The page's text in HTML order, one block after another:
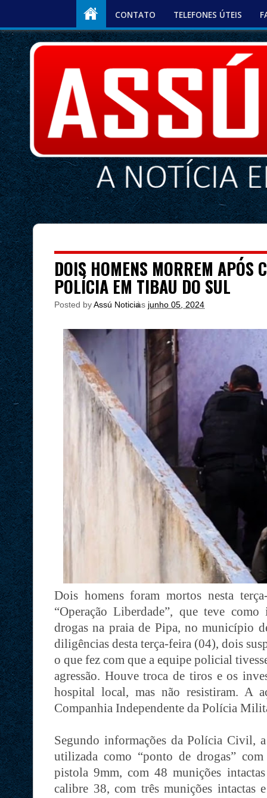
CONTATO TELEFONES ÚTEIS
DOIS HOMENS MORREM APÓS
POLÍCIA EM TIBAU DO SUL
Posted byAssú Noticia
às junho 05, 2024
Dois homens foram mortos nesta
“Operação Liberdade”, que teve
drogas na praia de Pipa, no município
diligências desta terça-feira (04), dois
o que fez com que a equipe policial
agressão. Houve troca de tiros e os
hospital local, mas não resistiram. A
Companhia Independente da Polícia
Segundo informações da Polícia Civil,
utilizada como “ponto de drogas”
pistola 9mm, com 48 munições
calibre 38, com três munições intactas